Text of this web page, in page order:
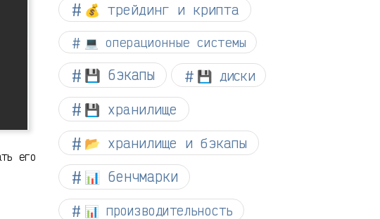
его
💰 трейдинг и крипта
💻 операционные системы
💾 бэкапы 💾 диски
💾 хранилище
📂 хранилище и бэкапы
📊 бенчмарки
📊 производительность